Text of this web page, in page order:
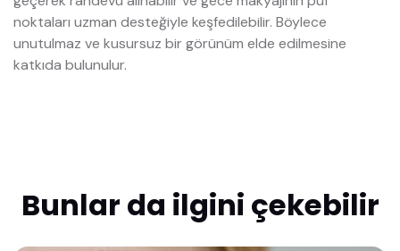
noktaları uzman desteğiyle keşfedilebilir. Böylece
unutulmaz ve kusursuz bir görünüm elde edilmesine
katkıda bulunulur.
Bunlar da ilgini çekebilir